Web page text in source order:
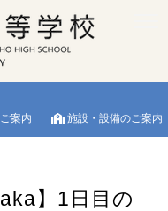
案内 施設・設備のご案内
】1日目の